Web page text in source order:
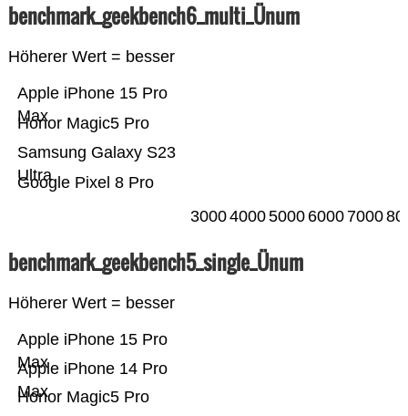
benchmark_geekbench6_multi_Ünum
Höherer Wert = besser
Google Pixel 8 Pro
Samsung Galaxy S23
Ultra
Honor Magic5 Pro
Apple iPhone 15 Pro
Max
300040005000 6000 7000
benchmark_geekbench5_single_Ünum
Höherer Wert = besser
Honor Magic5 Pro
Apple iPhone 14 Pro
Max
Apple iPhone 15 Pro
Max